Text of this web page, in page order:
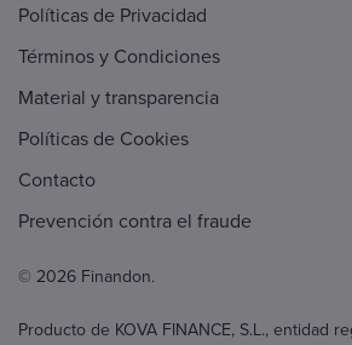
Políticas de Privacidad
Términos y Condiciones
Material y transparencia
Políticas de Cookies
Contacto
Prevención contra el fraude
© 2026 Finandon.
Producto de KOVA FINANCE, S.L., entidad